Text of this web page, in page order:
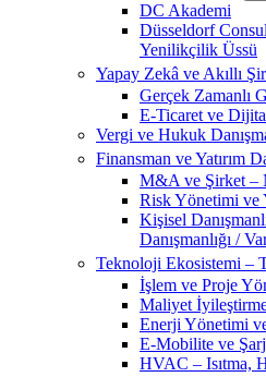
DC Akademi
Düsseldorf
Yenilikçilik Üssü
Yapay Zekâ ve Akıllı
Gerçek Zamanlı
E-Ticaret ve
Vergi ve Hukuk
Finansman ve Yatırım
M&A ve Şirket –
Risk Yönetimi ve
Kişisel
Danışmanlığı /
Teknoloji Ekosistemi –
İşlem ve Proje
Maliyet
Enerji Yönetimi
E-Mobilite ve Şarj
HVAC – Isıtma,